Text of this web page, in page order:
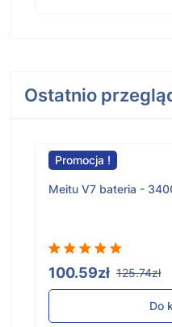
Ostatnio
Promocja !
Meitu V7 bateria -
100.59zł 125.74zł
Do